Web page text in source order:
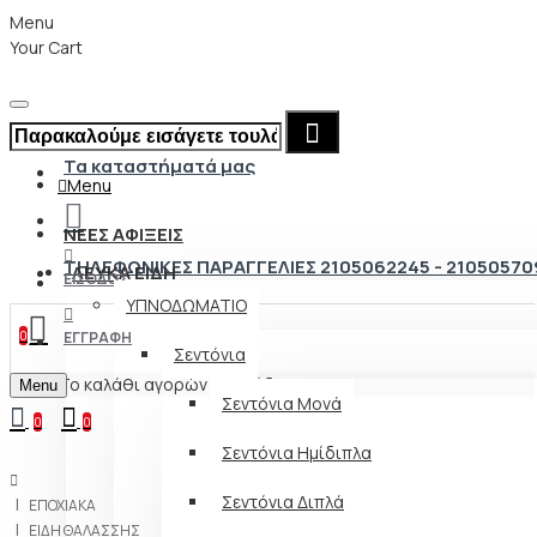
Menu
Your Cart
Τα καταστήματά μας
ΤΗΛΕΦΩΝΙΚΕΣ ΠΑΡΑΓΓΕΛΙΕΣ 2105062245 -
0
Το καλάθι αγορών είναι άδειο!
Menu
ΝΕΕΣ ΑΦΙΞΕΙΣ
ΛΕΥΚΑ ΕΙΔΗ
ΥΠΝΟΔΩΜΑΤΙΟ
Σεντόνια
Σεντόνια Μονά
Σεντόνια Ημίδιπλα
Σεντόνια Διπλά
ΕΊΣΟΔΟΣ
ΕΓΓΡΑΦΉ
Menu
0
0
ΕΠΟΧΙΑΚΑ
ΕΙΔΗ ΘΑΛΑΣΣΗΣ